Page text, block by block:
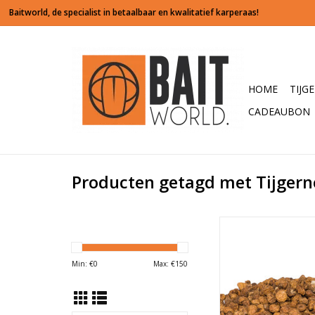
HOME
CADEAUBON
Producten getagd met
Min: €0 Max: €150
smikkelen!
TOEVOEGEN AAN